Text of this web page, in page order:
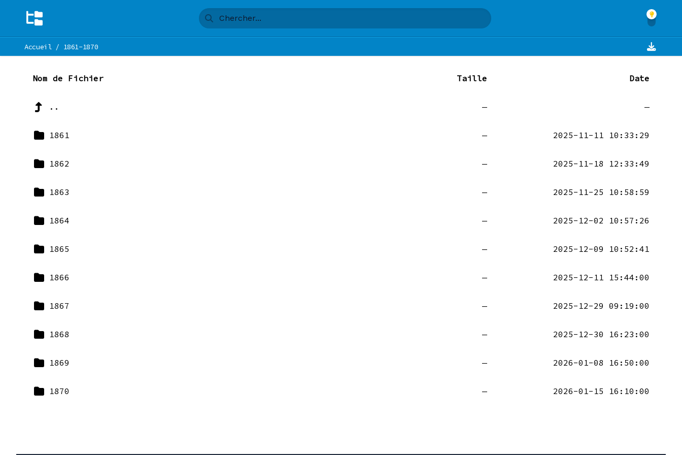
Accueil/ 1861-1870
Nom de Fichier Taille Date
.. — —
1861 — 2025-11-11 10:33:29
1862 — 2025-11-18 12:33:49
1863 — 2025-11-25 10:58:59
1864 — 2025-12-02 10:57:26
1865 — 2025-12-09 10:52:41
1866 — 2025-12-11 15:44:00
1867 — 2025-12-29 09:19:00
1868 — 2025-12-30 16:23:00
1869 — 2026-01-08 16:50:00
1870 — 2026-01-15 16:10:00